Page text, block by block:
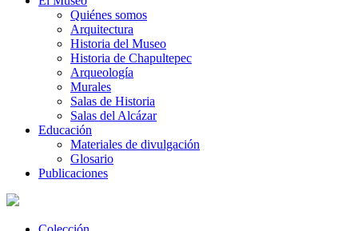
Quiénes somos
Arquitectura
Historia del Museo
Historia de Chapultepec
Arqueología
Murales
Salas de Historia
Salas del Alcázar
Educación
Materiales de divulgación
Glosario
Publicaciones